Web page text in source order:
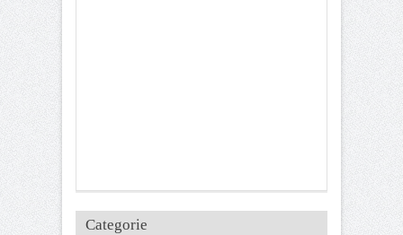
Categorie